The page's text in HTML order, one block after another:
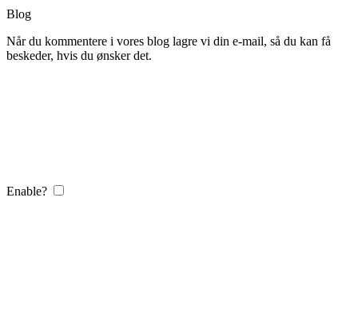
Blog
Når du kommentere i vores blog lagre vi din e-mail, så du kan få
beskeder, hvis du ønsker det.
Enable?